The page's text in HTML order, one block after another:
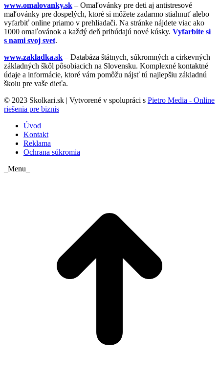
www.omalovanky.sk – Omaľovánky pre deti aj antistresové
maľovánky pre dospelých, ktoré si môžete zadarmo stiahnuť alebo
vyfarbiť online priamo v prehliadači. Na stránke nájdete viac ako
1000 omaľovánok a každý deň pribúdajú nové kúsky. Vyfarbite si
s nami svoj svet.
www.zakladka.sk – Databáza štátnych, súkromných a cirkevných
základných škôl pôsobiacich na Slovensku. Komplexné kontaktné
údaje a informácie, ktoré vám pomôžu nájsť tú najlepšiu základnú
školu pre vaše dieťa.
© 2023 Skolkari.sk | Vytvorené v spolupráci s Pietro Media - Online
riešenia pre biznis
Úvod
Kontakt
Reklama
Ochrana súkromia
_Menu_